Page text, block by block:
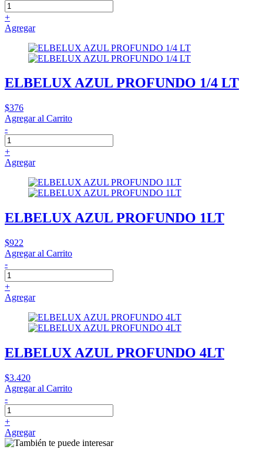
+
Agregar
ELBELUX AZUL PROFUNDO 1/4 LT
$376
Agregar al Carrito
-
+
Agregar
ELBELUX AZUL PROFUNDO 1LT
$922
Agregar al Carrito
-
+
Agregar
ELBELUX AZUL PROFUNDO 4LT
$3.420
Agregar al Carrito
-
+
Agregar